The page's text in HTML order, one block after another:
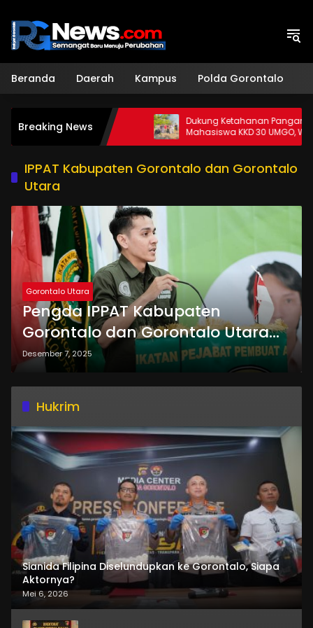
konten
Beranda Daerah Kampus Polda Gorontalo
Breaking News
Sinergi
Dukung Ketahanan Pangan dan KL,
Mahasiswa KKD 30 UMGO, Wujudkan
Apotek Hidup Di Desa Dulamayo
IPPAT Kabupaten Gorontalo dan Gorontalo
Utara
Gorontalo Utara
Pengda IPPAT Kabupaten
Gorontalo dan Gorontalo Utara
Gelar Diskusi Hukum
Desember 7, 2025
Hukrim
Sianida Filipina Diselundupkan ke Gorontalo, Siapa
Aktornya?
Mei 6, 2026